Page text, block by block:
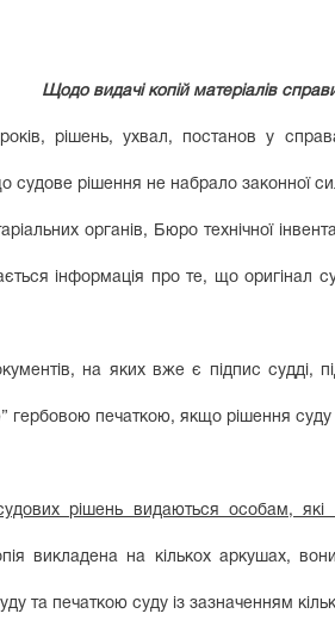
Щодо видачі копій матеріалів
рішень, ухвал, постанов у
судове рішення не набрало законної
органів, Бюро технічної
інформація про те, що оригінал
на яких вже є підпис судді,
гербовою печаткою, якщо рішення суду
рішень видаються особам,
викладена на кількох аркушах,
та печаткою суду із зазначенням